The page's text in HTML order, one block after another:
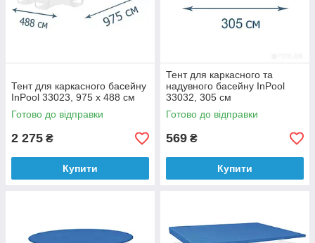
Тент для каркасного басейну
InPool 33023, 975 х 488 см
Готово до відправки
2 275 ₴
Купити
Тент для каркасного та
надувного басейну InPool
33032, 305 см
Готово до відправки
569 ₴
Купити